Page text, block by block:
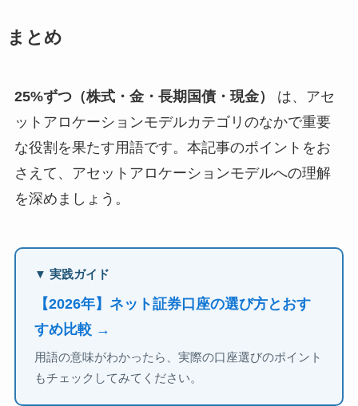
まとめ
25%ずつ（株式・金・長期国債・現金）
は、アセ
ットアロケーションモデルカテゴリのなかで重要
な役割を果たす用語です。本記事のポイントをお
さえて、アセットアロケーションモデルへの理解
を深めましょう。
▼ 実践ガイド
【2026年】ネット証券口座の選び方とおす
すめ比較 →
用語の意味がわかったら、実際の口座選びのポイント
もチェックしてみてください。